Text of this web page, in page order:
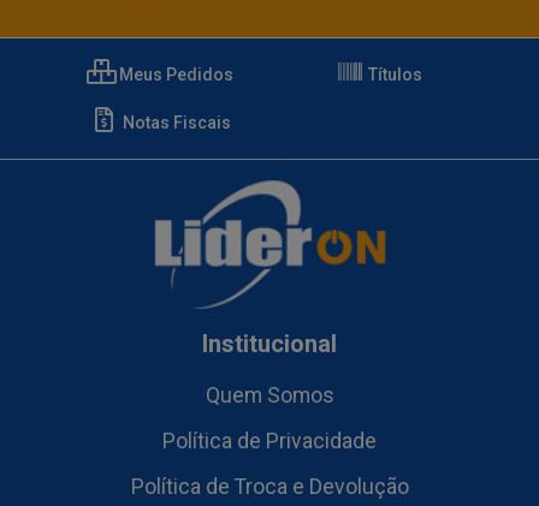
Meus Pedidos Títulos
Notas Fiscais
Institucional
Quem Somos
Política de Privacidade
Política de Troca e Devolução